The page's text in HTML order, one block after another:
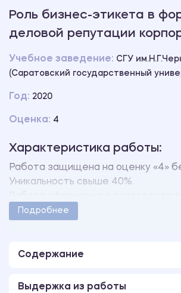
Роль бизнес-этикета в
деловой репутации
Учебное заведение: СГУ
(Саратовский государственный
Год: 2020
Оценка: 4
Характеристика работы:
Работа защищена на оценку «4»
Уникальность свыше 40%.
методическими указаниями
Подробнее
Содержание
Выдержка из работы